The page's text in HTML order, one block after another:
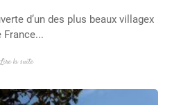
d’un des plus beaux villagex
France...
Lire la suite